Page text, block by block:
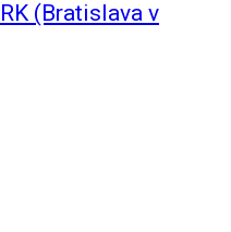
(Bratislava v